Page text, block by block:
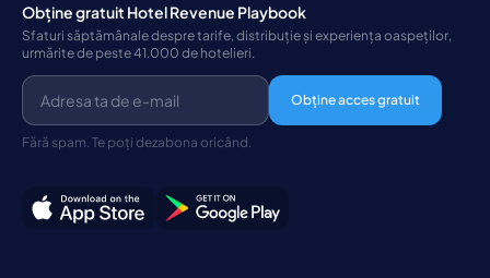
Obține gratuit Hotel Revenue Playbook
Sfaturi săptămânale despre tarife, distribuție și experiența oaspeților,
urmărite de peste 41.000 de hotelieri.
Obține acces gratuit
Fără spam. Te poți dezabona oricând.